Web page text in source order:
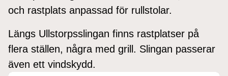
och rastplats anpassad för rullstolar.
Längs Ullstorpsslingan finns rastplatser på
flera ställen, några med grill. Slingan passerar
även ett vindskydd.